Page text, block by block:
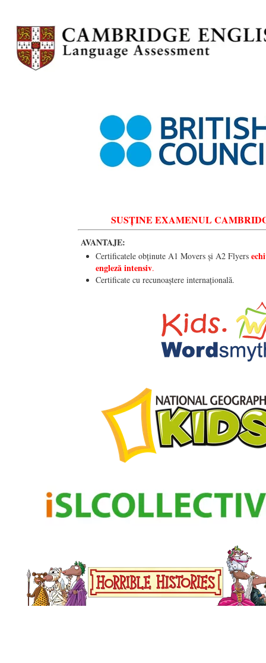
SUSȚINE EXAMENUL
AVANTAJE:
Certificatele obținute A1 Movers și A2 Flyers
engleză intensiv.
Certificate cu recunoaștere internațională.